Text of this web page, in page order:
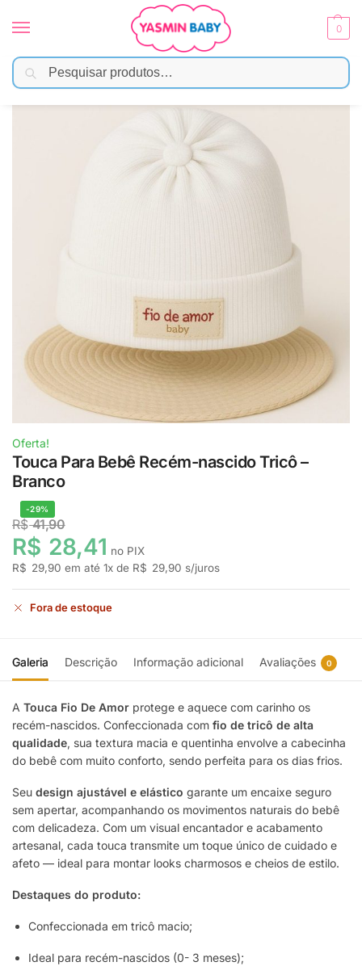
0
Início Moda Bebê / Meias e Acessórios
Oferta!
Touca Para Bebê Recém-nascido Tricô –
Branco
-29%
R$41,90
R$ 28,41 no PIX
R$ 29,90 em até 1x de R$ 29,90 s/juros
Fora de estoque
Galeria Descrição Informação adicional Avaliações 0
A Touca Fio De Amor protege e aquece com carinho os
recém-nascidos. Confeccionada com fio de tricô de alta
qualidade, sua textura macia e quentinha envolve a cabecinha
do bebê com muito conforto, sendo perfeita para os dias frios.
Seu design ajustável e elástico garante um encaixe seguro
sem apertar, acompanhando os movimentos naturais do bebê
com delicadeza. Com um visual encantador e acabamento
artesanal, cada touca transmite um toque único de cuidado e
afeto — ideal para montar looks charmosos e cheios de estilo.
Destaques do produto:
Confeccionada em tricô macio;
Ideal para recém-nascidos (0- 3 meses);